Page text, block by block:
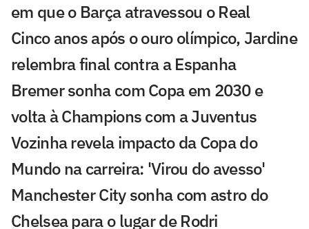
em que o Barça atravessou o Real
Cinco anos após o ouro olímpico, Jardine
relembra final contra a Espanha
Bremer sonha com Copa em 2030 e
volta à Champions com a Juventus
Vozinha revela impacto da Copa do
Mundo na carreira: 'Virou do avesso'
Manchester City sonha com astro do
Chelsea para o lugar de Rodri